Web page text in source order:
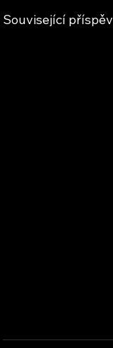
Související